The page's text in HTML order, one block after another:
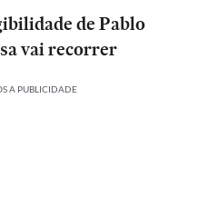
de Pablo
vai recorrer
A PUBLICIDADE